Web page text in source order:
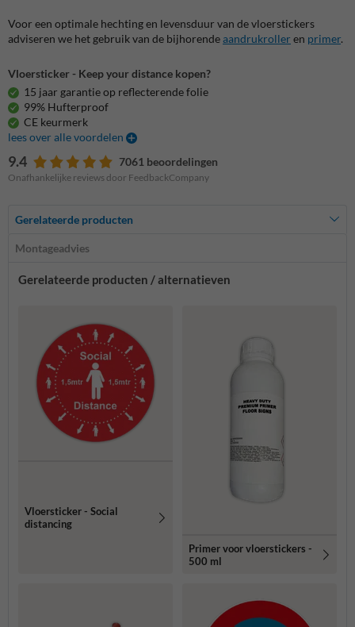
Voor een optimale hechting en levensduur van de vloerstickers
adviseren we het gebruik van de bijhorendeaandrukroller en primer.
Vloersticker - Keep your distance kopen?
15 jaar garantie op reflecterende folie
99% Hufterproof
CE keurmerk
lees over alle voordelen
9.4 7061 beoordelingen
Onafhankelijke reviews door FeedbackCompany
Gerelateerde producten
Montageadvies
Gerelateerde producten / alternatieven
Vloersticker - Social
distancing
Primer voor vloerstickers -
500 ml